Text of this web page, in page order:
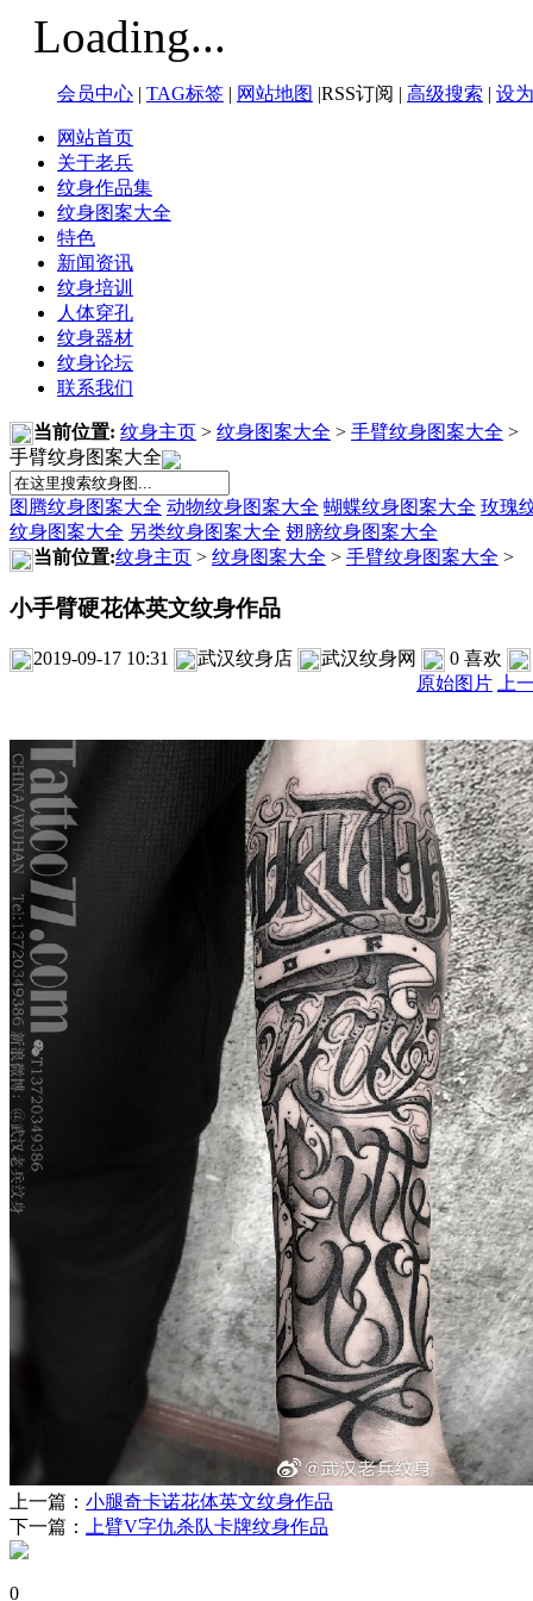
Loading...
会员中心 | TAG标签 | 网站地图 |RSS订阅 | 高级搜索 | 设
网站首页
关于老兵
纹身作品集
纹身图案大全
特色
新闻资讯
纹身培训
人体穿孔
纹身器材
纹身论坛
联系我们
当前位置: 纹身主页 > 纹身图案大全 > 手臂纹身图案大全 >
手臂纹身图案大全
图腾纹身图案大全 动物纹身图案大全 蝴蝶纹身图案大全 玫瑰
纹身图案大全 另类纹身图案大全 翅膀纹身图案大全
当前位置:纹身主页 > 纹身图案大全 > 手臂纹身图案大全 >
小手臂硬花体英文纹身作品
2019-09-17 10:31 武汉纹身店 武汉纹身网 0 喜欢
原始图片 上
上一篇： 小腿奇卡诺花体英文纹身作品
下一篇： 上臂V字仇杀队卡牌纹身作品
0